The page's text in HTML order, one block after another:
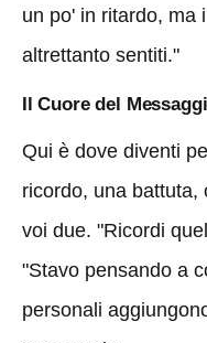
un po' in ritardo, ma
altrettanto sentiti."
Il Cuore del
Qui è dove diventi
ricordo, una battuta,
voi due. "Ricordi
"Stavo pensando a
personali